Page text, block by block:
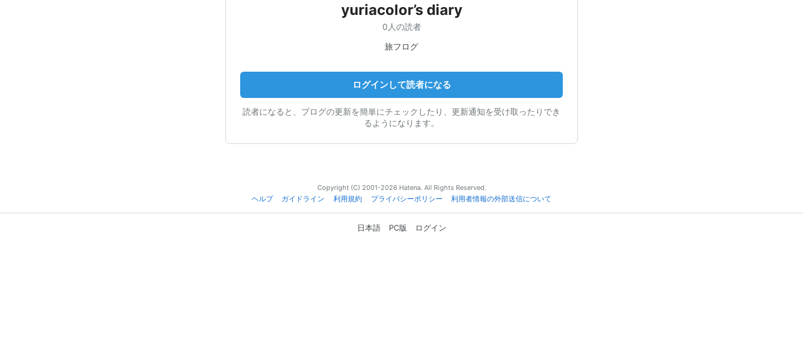
yuriacolor’s diary
0人の読者
旅フログ
ログインして読者になる
読者になると、ブログの更新を簡単にチェックしたり、更新通知を受け取ったりでき
るようになります。
Copyright (C) 2001-2026 Hatena. All Rights Reserved.
ヘルプ
ガイドライン 利用規約 プライバシーポリシー 利用者情報の外部送信について
日本語 PC版 ログイン